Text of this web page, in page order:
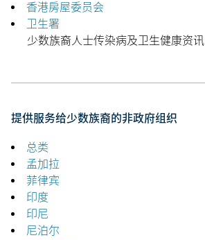
香港房屋委员会
卫生署
少数族裔人士传染病及卫生健康资讯
提供服务给少数族裔的非政府组织
总类
孟加拉
菲律宾
印度
印尼
尼泊尔